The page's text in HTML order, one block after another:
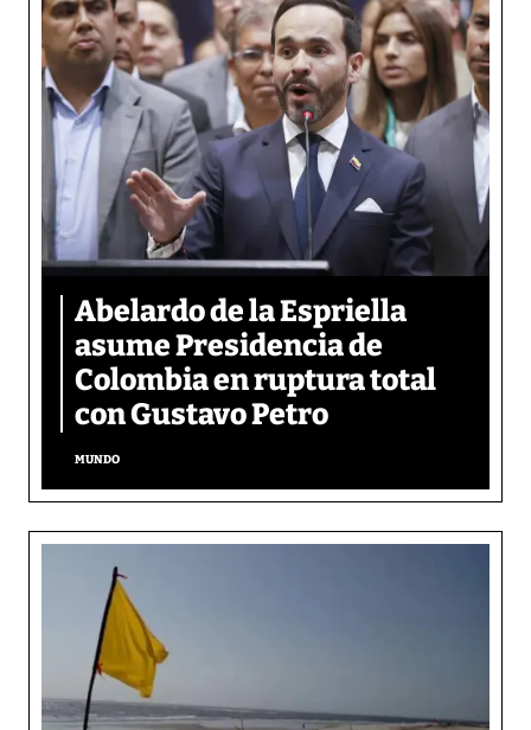
Abelardo de la Espriella
asume Presidencia de
Colombia en ruptura total
con Gustavo Petro
MUNDO